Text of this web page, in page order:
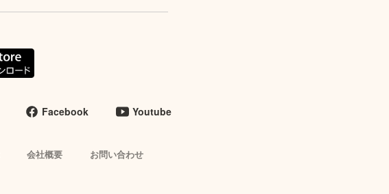
Facebook Youtube
会社概要 お問い合わせ